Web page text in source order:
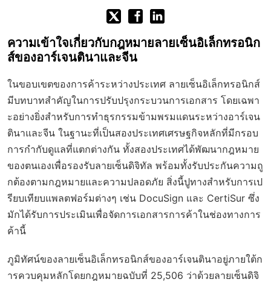
ความเข้าใจเกี่ยวกับกฎหมายลายเซ็นอิเล็กทรอนิก
ส์ของอาร์เจนตินาและจีน
ในขอบเขตของการค้าระหว่างประเทศ ลายเซ็นอิเล็กทรอนิกส์
มีบทบาทสำคัญในการปรับปรุงกระบวนการเอกสาร โดยเฉพา
ะอย่างยิ่งสำหรับการทำธุรกรรมข้ามพรมแดนระหว่างอาร์เจน
ตินาและจีน ในฐานะที่เป็นสองประเทศเศรษฐกิจหลักที่มีกรอบ
การกำกับดูแลที่แตกต่างกัน ทั้งสองประเทศได้พัฒนากฎหมาย
ของตนเองเพื่อรองรับลายเซ็นดิจิทัล พร้อมทั้งรับประกันความถู
กต้องตามกฎหมายและความปลอดภัย สิ่งนี้ปูทางสำหรับการเป
รียบเทียบแพลตฟอร์มต่างๆ เช่น DocuSign และ CertiSur ซึ่ง
มักได้รับการประเมินเพื่อจัดการเอกสารการค้าในช่องทางการ
ค้านี้
ภูมิทัศน์ของลายเซ็นอิเล็กทรอนิกส์ของอาร์เจนตินาอยู่ภายใต้ก
ารควบคุมหลักโดยกฎหมายฉบับที่ 25,506 ว่าด้วยลายเซ็นดิจิ